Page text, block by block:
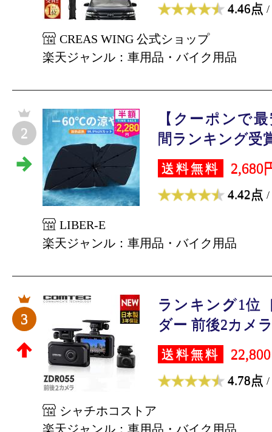
4.46点 /
CREAS WING 公式ショップ
楽天ジャンル：車用品・バイク用品
2
【クーポンで
間ランキング受
送料無料 2,680
4.42点 /
LIBER-E
楽天ジャンル：車用品・バイク用品
3
ランキング1位
ダー 前後2カメ
送料無料
4.78点 /
シャチホコストア
楽天ジャンル：車用品・バイク用品